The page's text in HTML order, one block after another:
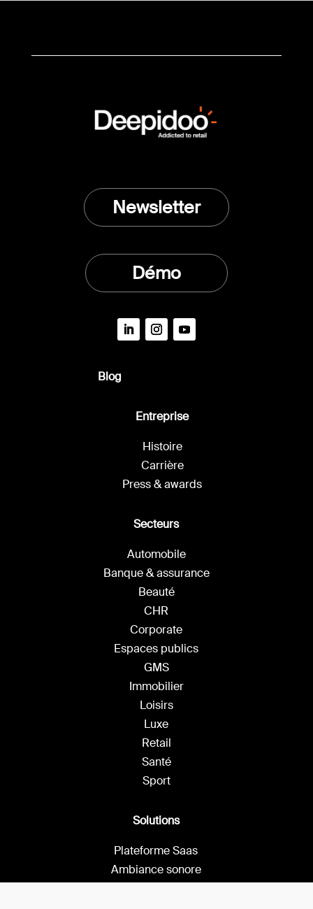
Solutions
Plateforme Saas
Ambiance sonore
Secteurs
Automobile
Banque & assurance
Beauté
CHR
Corporate
Espaces publics
GMS
Immobilier
Loisirs
Luxe
Retail
Santé
Sport
Entreprise
Histoire
Carrière
Press & awards
Blog
Newsletter
Démo